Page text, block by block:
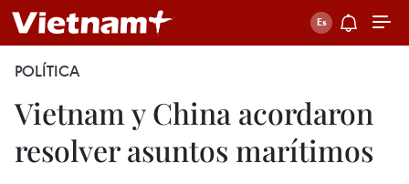
POLÍTICA
Vietnam y China acordaron
resolver asuntos marítimos